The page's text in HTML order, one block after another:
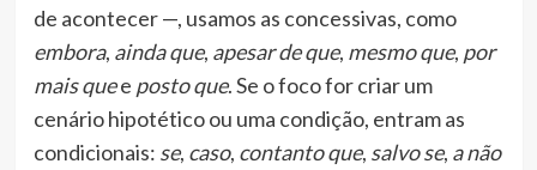
de acontecer —, usamos as concessivas, como
embora, ainda que, apesar de que, mesmo que, por
mais quee posto que. Se o foco for criar um
cenário hipotético ou uma condição, entram as
condicionais: se, caso, contanto que, salvo se, a não